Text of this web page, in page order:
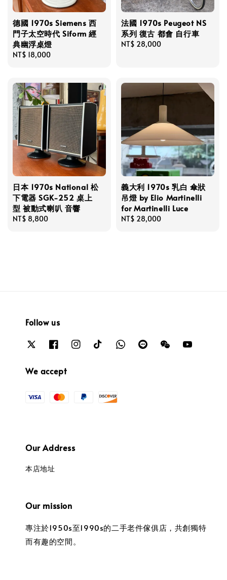
德國 1970s Siemens 西
門子太空時代 Siform 經
典幽浮桌燈
Regular
NT$ 18,000
法國 1970s Peugeot NS
系列 復古 都會 自行車
Regular
NT$ 28,000
日本 1970s National 松
下電器 SGK-252 桌上
型 被動式喇叭 音響
Regular
NT$ 8,800
義大利 1970s 乳白 傘狀
吊燈 by Elio Martinelli
for Martinelli Luce
Regular
NT$ 28,000
Follow us
We accept
Our Address
本店地址
Our mission
專注於1950s至1990s的二手老件傢俱店，共創獨特
而有趣的空間。